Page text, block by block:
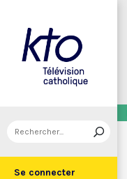
Se connecter